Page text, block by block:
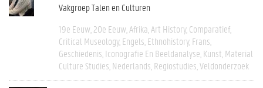
Vakgroep Talen en Culturen
19e Eeuw 20e Eeuw Afrika Art History Comparatief
Critical Museology Engels Ethnohistory Frans
Geschiedenis Iconografie En Beeldanalyse Kunst Material
Culture Studies Nederlands Regiostudies Veldonderzoek